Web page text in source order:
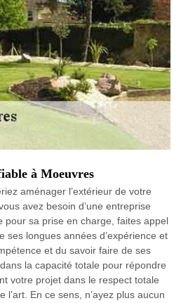
à Moeuvres
aménager l’extérieur de votre
avez besoin d’une entreprise
pour sa prise en charge, faites appel
ses longues années d’expérience et
et du savoir faire de ses
la capacité totale pour répondre
votre projet dans le respect totale
En ce sens, n’ayez plus aucun